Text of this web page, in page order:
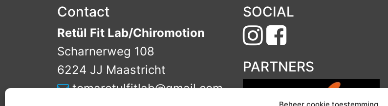
Contact
Retül Fit Lab/Chiromotion
Scharnerweg 108
6224 JJ Maastricht
tomaretulfitlab@gmail.com
SOCIAL
PARTNERS